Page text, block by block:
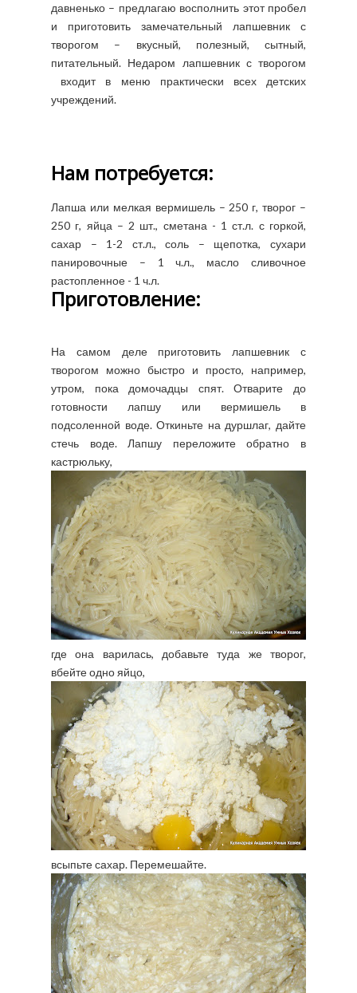
давненько – предлагаю восполнить этот пробел
и приготовить замечательный лапшевник с
творогом – вкусный, полезный, сытный,
питательный. Недаром лапшевник с творогом
входит в меню практически всех детских
учреждений.
Нам потребуется:
Лапша или мелкая вермишель – 250 г, творог –
250 г, яйца – 2 шт., сметана - 1 ст.л. с горкой,
сахар – 1-2 ст.л., соль – щепотка, сухари
панировочные – 1 ч.л., масло сливочное
растопленное - 1 ч.л.
Приготовление:
На самом деле приготовить лапшевник с
творогом можно быстро и просто, например,
утром, пока домочадцы спят. Отварите до
готовности лапшу или вермишель в
подсоленной воде. Откиньте на дуршлаг, дайте
стечь воде. Лапшу переложите обратно в
кастрюльку,
где она варилась, добавьте туда же творог,
вбейте одно яйцо,
всыпьте сахар. Перемешайте.